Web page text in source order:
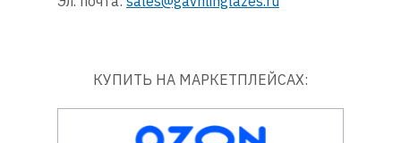
КУПИТЬ НА МАРКЕТПЛЕЙСАХ: